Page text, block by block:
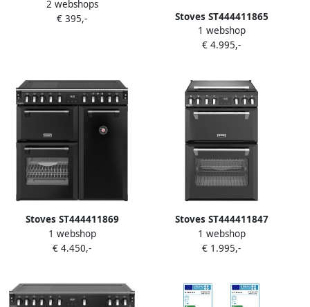
90 cm afzuigkap
2 webshops
€ 395,-
Stoves ST444411865
Fornuizen
1 webshop
€ 4.995,-
Stoves ST444411869
Fornuizen
1 webshop
€ 4.450,-
Stoves ST444411847
Fornuizen
1 webshop
€ 1.995,-